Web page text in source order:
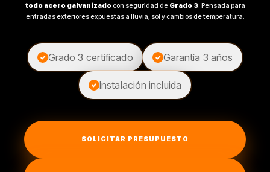
todo acero galvanizadocon seguridad de Grado 3. Pensada para
entradas exteriores expuestas a lluvia, sol y cambios de temperatura.
✓ Grado 3 certificado ✓ Garantía 3 años
✓ Instalación incluida
SOLICITAR PRESUPUESTO